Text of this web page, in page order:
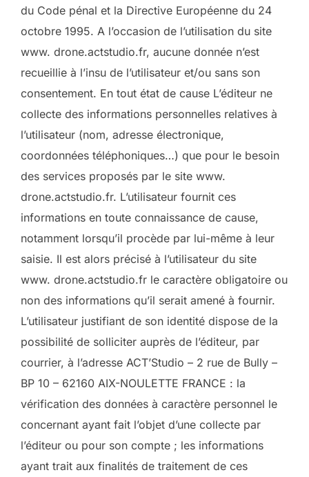
du Code pénal et la Directive Européenne du 24
octobre 1995. A l’occasion de l’utilisation du site
www. drone.actstudio.fr, aucune donnée n’est
recueillie à l’insu de l’utilisateur et/ou sans son
consentement. En tout état de cause L’éditeur ne
collecte des informations personnelles relatives à
l’utilisateur (nom, adresse électronique,
coordonnées téléphoniques…) que pour le besoin
des services proposés par le site www.
drone.actstudio.fr. L’utilisateur fournit ces
informations en toute connaissance de cause,
notamment lorsqu’il procède par lui-même à leur
saisie. Il est alors précisé à l’utilisateur du site
www. drone.actstudio.fr le caractère obligatoire ou
non des informations qu’il serait amené à fournir.
L’utilisateur justifiant de son identité dispose de la
possibilité de solliciter auprès de l’éditeur, par
courrier, à l’adresse ACT’Studio – 2 rue de Bully –
BP 10 – 62160 AIX-NOULETTE FRANCE : la
vérification des données à caractère personnel le
concernant ayant fait l’objet d’une collecte par
l’éditeur ou pour son compte ; les informations
ayant trait aux finalités de traitement de ces